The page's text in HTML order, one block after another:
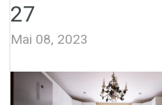
27
Mai 08, 2023